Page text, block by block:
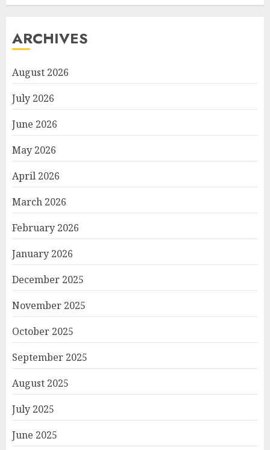
ARCHIVES
August 2026
July 2026
June 2026
May 2026
April 2026
March 2026
February 2026
January 2026
December 2025
November 2025
October 2025
September 2025
August 2025
July 2025
June 2025